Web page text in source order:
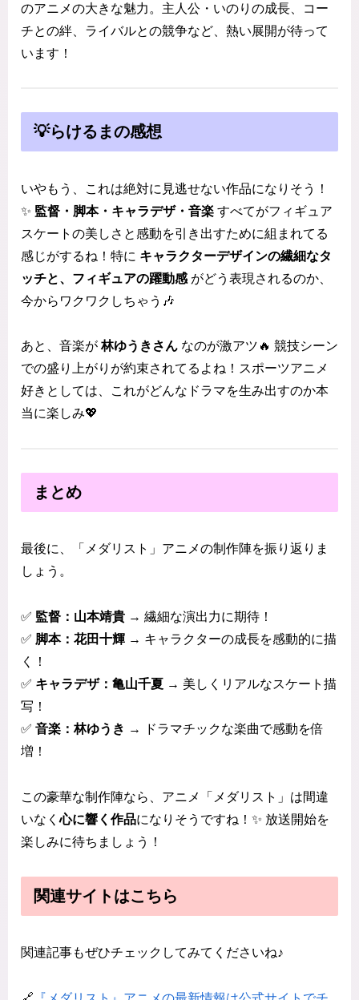
のアニメの大きな魅力。主人公・いのりの成長、コー
チとの絆、ライバルとの競争など、熱い展開が待って
います！
💡らけるまの感想
いやもう、これは絶対に見逃せない作品になりそう！
✨ 監督・脚本・キャラデザ・音楽 すべてがフィギュア
スケートの美しさと感動を引き出すために組まれてる
感じがするね！特に キャラクターデザインの繊細なタ
ッチと、フィギュアの躍動感 がどう表現されるのか、
今からワクワクしちゃう🎶
あと、音楽が林ゆうきさん なのが激アツ🔥 競技シーン
での盛り上がりが約束されてるよね！スポーツアニメ
好きとしては、これがどんなドラマを生み出すのか本
当に楽しみ💖
まとめ
最後に、「メダリスト」アニメの制作陣を振り返りま
しょう。
✅ 監督：山本靖貴 → 繊細な演出力に期待！
✅ 脚本：花田十輝 → キャラクターの成長を感動的に描
く！
✅ キャラデザ：亀山千夏 → 美しくリアルなスケート描
写！
✅ 音楽：林ゆうき → ドラマチックな楽曲で感動を倍
増！
この豪華な制作陣なら、アニメ「メダリスト」は間違
いなく心に響く作品になりそうですね！✨ 放送開始を
楽しみに待ちましょう！
関連サイトはこちら
関連記事もぜひチェックしてみてくださいね♪